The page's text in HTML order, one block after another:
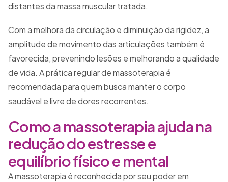
distantes da massa muscular tratada.
Com a melhora da circulação e diminuição da rigidez, a
amplitude de movimento das articulações também é
favorecida, prevenindo lesões e melhorando a qualidade
de vida. A prática regular de massoterapia é
recomendada para quem busca manter o corpo
saudável e livre de dores recorrentes.
Como a massoterapia ajuda na
redução do estresse e
equilíbrio físico e mental
A massoterapia é reconhecida por seu poder em